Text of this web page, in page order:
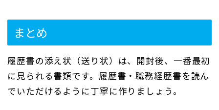
まとめ
履歴書の添え状（送り状）は、開封後、一番最初
に見られる書類です。履歴書・職務経歴書を読ん
でいただけるように丁寧に作りましょう。